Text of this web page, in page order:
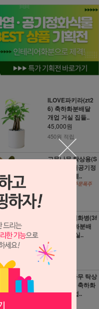
ILOVE파키라(zt2
6) 축하화분배달
개업 거실 집들..
45,000원
450원 적립
고무나무 탁상용(S
H_64) 실내공기정
화식물 미세..
무지개유리화병(3f
671) 축하화분배
달 개업 거실..
49,000원
490원 적립
뱅갈고무나무 탁상
용(BJ_07) 축하화
분배달 개업..